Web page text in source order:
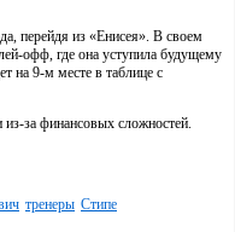
перейдя из «Енисея». В своем
офф, где она уступила будущему
на 9-м месте в таблице с
из-за финансовых сложностей.
тренеры Стипе